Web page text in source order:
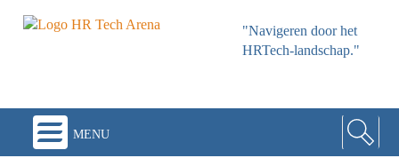
"Navigeren door het
HRTech-landschap."
menu